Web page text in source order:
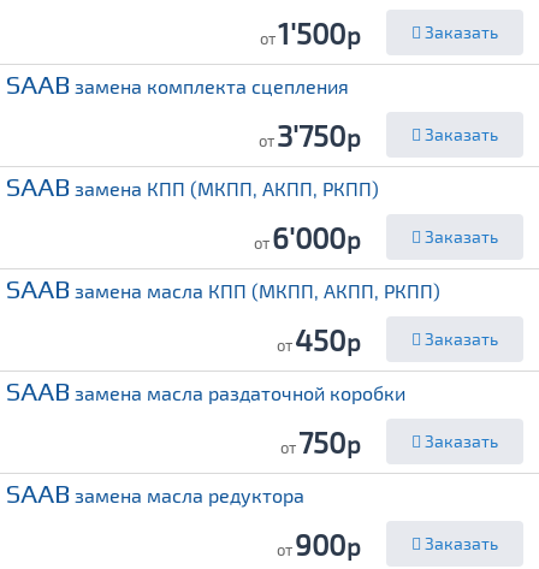
от1'500р Заказать
SAAB замена комплекта сцепления
от3'750р Заказать
SAAB замена КПП (МКПП, АКПП, РКПП)
от6'000р Заказать
SAAB замена масла КПП (МКПП, АКПП, РКПП)
от450р Заказать
SAAB замена масла раздаточной коробки
от750р Заказать
SAAB замена масла редуктора
от900р Заказать